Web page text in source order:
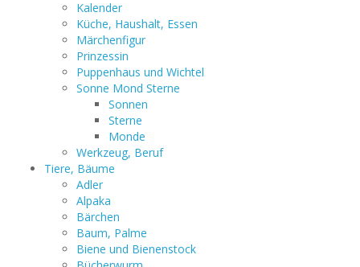
Kalender
Küche, Haushalt, Essen
Märchenfigur
Prinzessin
Puppenhaus und Wichtel
Sonne Mond Sterne
Sonnen
Sterne
Monde
Werkzeug, Beruf
Tiere, Bäume
Adler
Alpaka
Bärchen
Baum, Palme
Biene und Bienenstock